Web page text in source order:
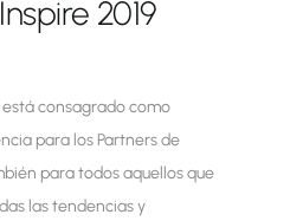
2019
consagrado como
para los Partners de
para todos aquellos que
las tendencias y